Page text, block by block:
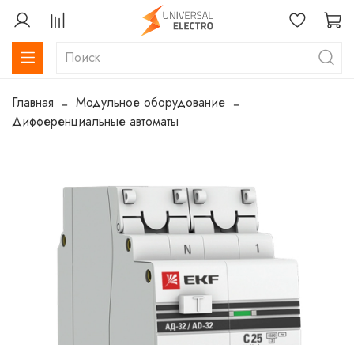
Главная
Модульное оборудование
Дифференциальные автоматы